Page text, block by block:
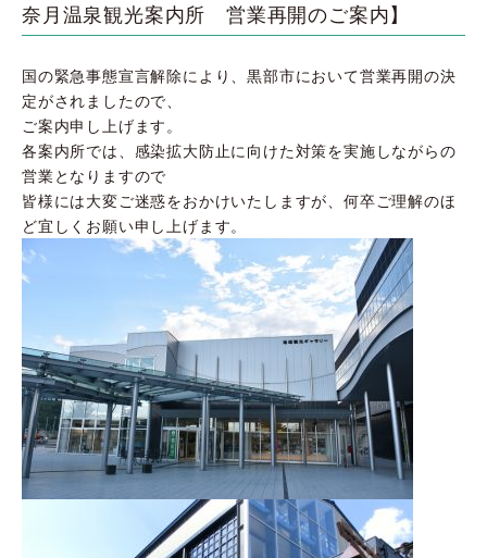
奈月温泉観光案内所 営業再開のご案内】
国の緊急事態宣言解除により、黒部市において営業再開の決
定がされましたので、
ご案内申し上げます。
各案内所では、感染拡大防止に向けた対策を実施しながらの
営業となりますので
皆様には大変ご迷惑をおかけいたしますが、何卒ご理解のほ
ど宜しくお願い申し上げます。